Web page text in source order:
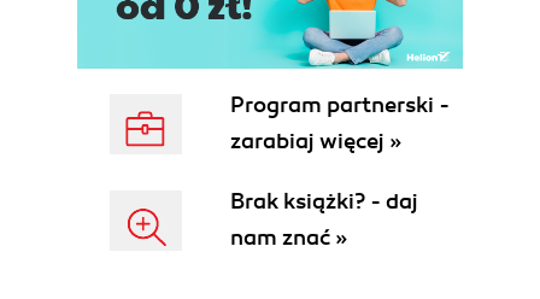
Zakładki (69)
Nieaktywne elementy sterujące (70)
Pola wyboru i przyciski opcji (70)
Suwaki i paski przewijania (71)
Listy rozwijane (72)
Pola tekstowe (74)
Sposób organizacji plików (76)
Program partnerski -
zarabiaj więcej »
Brak książki? - daj
nam znać »